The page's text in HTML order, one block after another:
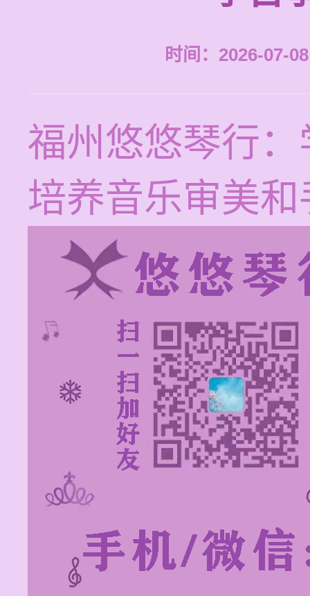
时间：2026-07-
福州悠悠琴行
培养音乐审美